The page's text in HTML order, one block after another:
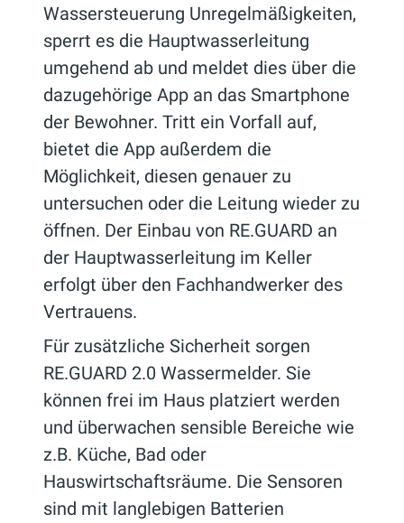
Wassersteuerung Unregelmäßigkeiten,
sperrt es die Hauptwasserleitung
umgehend ab und meldet dies über die
dazugehörige App an das Smartphone
der Bewohner. Tritt ein Vorfall auf,
bietet die App außerdem die
Möglichkeit, diesen genauer zu
untersuchen oder die Leitung wieder zu
öffnen. Der Einbau von RE.GUARD an
der Hauptwasserleitung im Keller
erfolgt über den Fachhandwerker des
Vertrauens.
Für zusätzliche Sicherheit sorgen
RE.GUARD 2.0 Wassermelder. Sie
können frei im Haus platziert werden
und überwachen sensible Bereiche wie
z.B. Küche, Bad oder
Hauswirtschaftsräume. Die Sensoren
sind mit langlebigen Batterien